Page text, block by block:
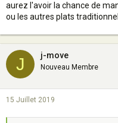
aurez l'avoir la chance de
ou les autres plats
J j-move
Nouveau Membre
15 Juillet 2019